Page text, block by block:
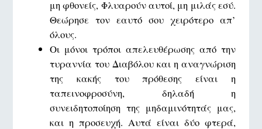
μη φθονείς, Φλυαρούν αυτοί, μη μιλάς εσύ.
Θεώρησε τον εαυτό σου χειρότερο απ’
όλους.
Οι μόνοι τρόποι απελευθέρωσης από την
τυραννία του Διαβόλου και η αναγνώριση
της κακής του πρόθεσης είναι η
ταπεινοφροσύνη, δηλαδή η
συνειδητοποίηση της μηδαμινότητάς μας,
και η προσευχή. Αυτά είναι δύο φτερά,